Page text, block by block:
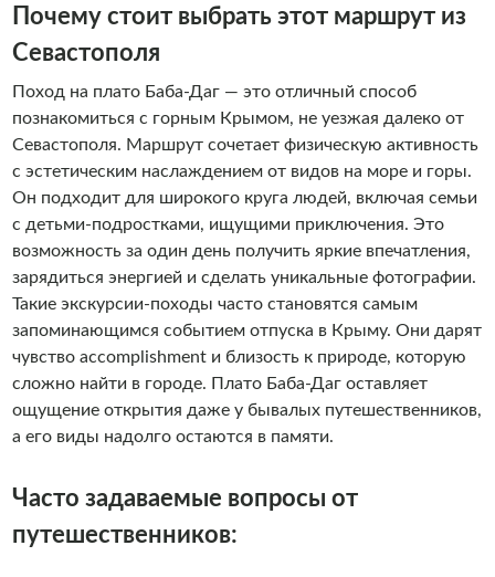
Почему стоит выбрать этот маршрут из
Севастополя
Поход на плато Баба-Даг — это отличный способ
познакомиться с горным Крымом, не уезжая далеко от
Севастополя. Маршрут сочетает физическую активность
с эстетическим наслаждением от видов на море и горы.
Он подходит для широкого круга людей, включая семьи
с детьми-подростками, ищущими приключения. Это
возможность за один день получить яркие впечатления,
зарядиться энергией и сделать уникальные фотографии.
Такие экскурсии-походы часто становятся самым
запоминающимся событием отпуска в Крыму. Они дарят
чувство accomplishment и близость к природе, которую
сложно найти в городе. Плато Баба-Даг оставляет
ощущение открытия даже у бывалых путешественников,
а его виды надолго остаются в памяти.
Часто задаваемые вопросы от
путешественников: